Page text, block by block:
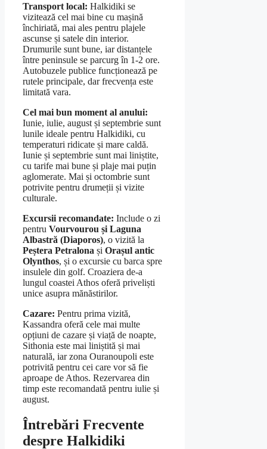
Transport local: Halkidiki se
vizitează cel mai bine cu mașină
închiriată, mai ales pentru plajele
ascunse și satele din interior.
Drumurile sunt bune, iar distanțele
între peninsule se parcurg în 1-2 ore.
Autobuzele publice funcționează pe
rutele principale, dar frecvența este
limitată vara.
Cel mai bun moment al anului:
Iunie, iulie, august și septembrie sunt
lunile ideale pentru Halkidiki, cu
temperaturi ridicate și mare caldă.
Iunie și septembrie sunt mai liniștite,
cu tarife mai bune și plaje mai puțin
aglomerate. Mai și octombrie sunt
potrivite pentru drumeții și vizite
culturale.
Excursii recomandate: Include o zi
pentru Vourvourou și Laguna
Albastră (Diaporos), o vizită la
Peștera Petralona și Orașul antic
Olynthos, și o excursie cu barca spre
insulele din golf. Croaziera de-a
lungul coastei Athos oferă priveliști
unice asupra mănăstirilor.
Cazare: Pentru prima vizită,
Kassandra oferă cele mai multe
opțiuni de cazare și viață de noapte,
Sithonia este mai liniștită și mai
naturală, iar zona Ouranoupoli este
potrivită pentru cei care vor să fie
aproape de Athos. Rezervarea din
timp este recomandată pentru iulie și
august.
Întrebări Frecvente
despre Halkidiki